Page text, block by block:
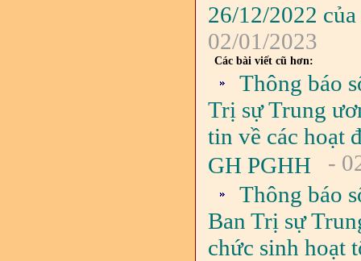
26/12/2022
02/01/2023
Các bài viết cũ hơn:
Thông báo
Trị sự Trung
tin về các hoạt
GH PGHH
-
Thông báo
Ban Trị sự
chức sinh hoạt